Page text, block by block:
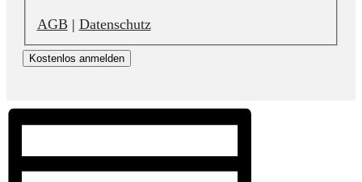
AGB | Datenschutz
Kostenlos anmelden